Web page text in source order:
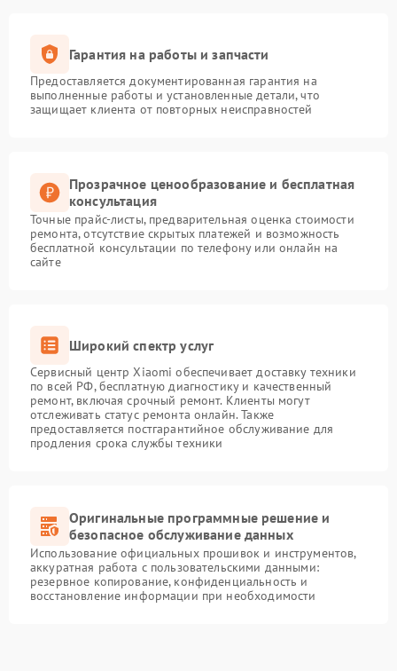
Гарантия на работы и запчасти
Предоставляется документированная гарантия на
выполненные работы и установленные детали, что
защищает клиента от повторных неисправностей
Прозрачное ценообразование и бесплатная
консультация
Точные прайс-листы, предварительная оценка стоимости
ремонта, отсутствие скрытых платежей и возможность
бесплатной консультации по телефону или онлайн на
сайте
Широкий спектр услуг
Сервисный центр Xiaomi обеспечивает доставку техники
по всей РФ, бесплатную диагностику и качественный
ремонт, включая срочный ремонт. Клиенты могут
отслеживать статус ремонта онлайн. Также
предоставляется постгарантийное обслуживание для
продления срока службы техники
Оригинальные программные решение и
безопасное обслуживание данных
Использование официальных прошивок и инструментов,
аккуратная работа с пользовательскими данными:
резервное копирование, конфиденциальность и
восстановление информации при необходимости